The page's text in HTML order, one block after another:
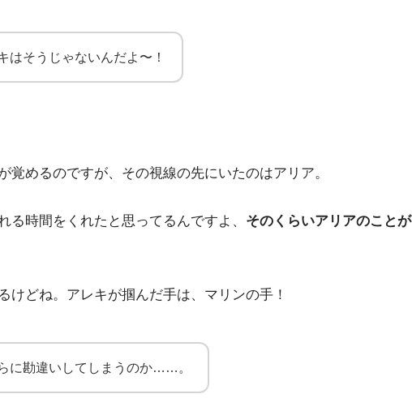
はそうじゃないんだよ〜！
覚めるのですが、その視線の先にいたのはアリア。
る時間をくれたと思ってるんですよ、 そのくらいアリアのことが
けどね。アレキが掴んだ手は、マリンの手！
に勘違いしてしまうのか……。